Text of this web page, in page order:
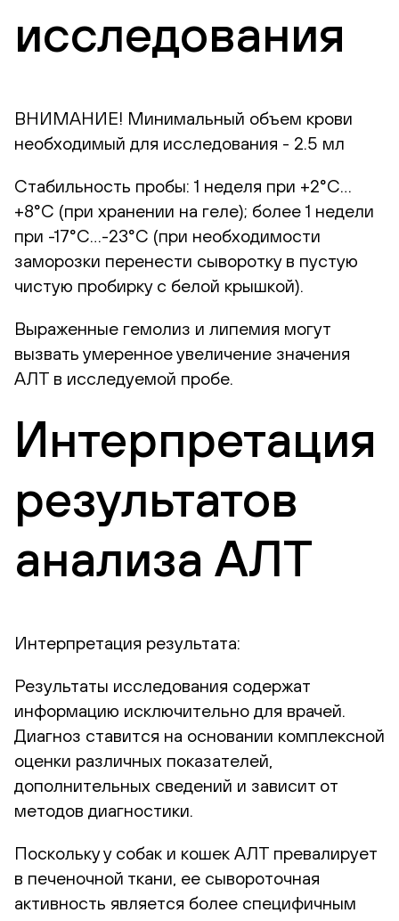
исследования
ВНИМАНИЕ! Минимальный объем крови
необходимый для исследования - 2.5 мл
Стабильность пробы: 1 неделя при +2°С…
+8°С (при хранении на геле); более 1 недели
при -17°С…-23°С (при необходимости
заморозки перенести сыворотку в пустую
чистую пробирку с белой крышкой).
Выраженные гемолиз и липемия могут
вызвать умеренное увеличение значения
АЛТ в исследуемой пробе.
Интерпретация
результатов
анализа АЛТ
Интерпретация результата:
Результаты исследования содержат
информацию исключительно для врачей.
Диагноз ставится на основании комплексной
оценки различных показателей,
дополнительных сведений и зависит от
методов диагностики.
Поскольку у собак и кошек АЛТ превалирует
в печеночной ткани, ее сывороточная
активность является более специфичным